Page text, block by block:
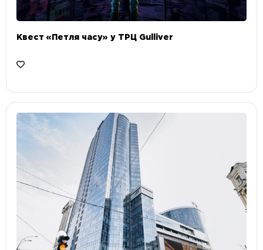
Квест «Петля часу» у ТРЦ Gulliver